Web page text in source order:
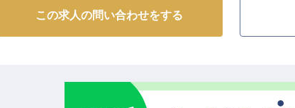
【この企業・施設について】
い朝食もご用意。「お客様の宿泊日はスタッフにとって
で、一人ひとりの心に残る滞在をご提供しています。
この求人の問い合わせをする